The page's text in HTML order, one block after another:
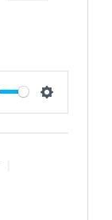
Settings